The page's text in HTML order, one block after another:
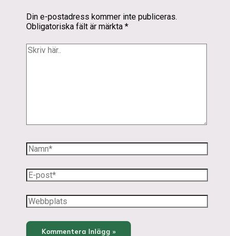
Din e-postadress kommer inte publiceras.
Obligatoriska fält är märkta *